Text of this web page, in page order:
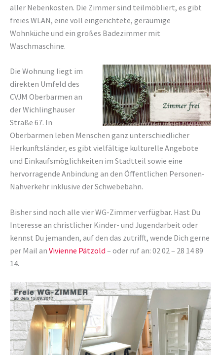
aller Nebenkosten. Die Zimmer sind teilmöbliert, es gibt
freies WLAN, eine voll eingerichtete, geräumige
Wohnküche und ein großes Badezimmer mit
Waschmaschine.
Die Wohnung liegt im
direkten Umfeld des
CVJM Oberbarmen an
der Wichlinghauser
Straße 67. In
Oberbarmen leben Menschen ganz unterschiedlicher
Herkunftsländer, es gibt vielfältige kulturelle Angebote
und Einkaufsmöglichkeiten im Stadtteil sowie eine
hervorragende Anbindung an den Öffentlichen Personen-
Nahverkehr inklusive der Schwebebahn.
Bisher sind noch alle vier WG-Zimmer verfügbar. Hast Du
Interesse an christlicher Kinder- und Jugendarbeit oder
kennst Du jemanden, auf den das zutrifft, wende Dich gerne
per Mail an Vivienne Pätzold – oder ruf an: 02 02 – 28 14 89
14.